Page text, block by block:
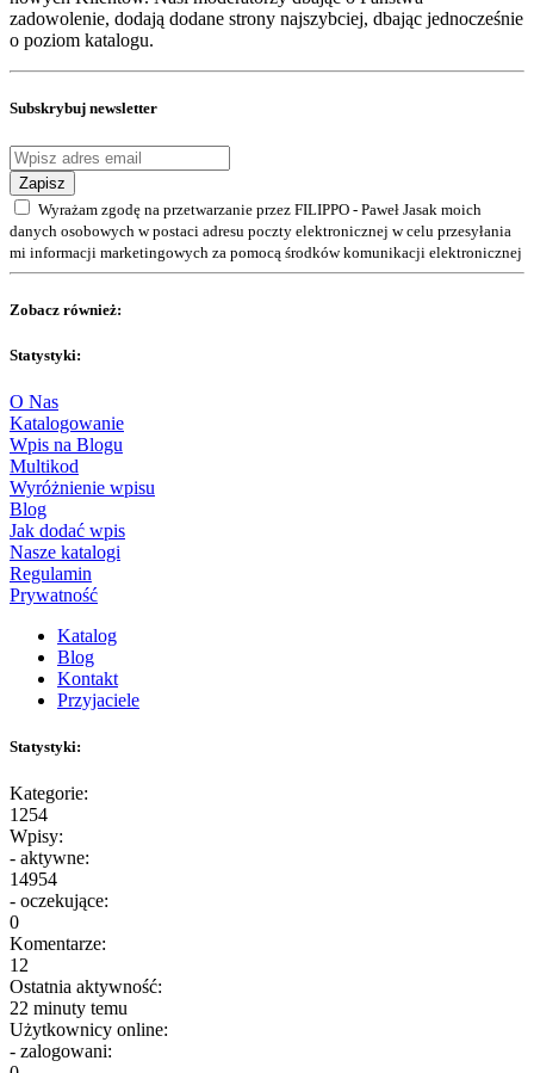
zadowolenie, dodają dodane strony najszybciej, dbając jednocześnie
o poziom katalogu.
Subskrybuj newsletter
Zapisz
Wyrażam zgodę na przetwarzanie przez FILIPPO - Paweł Jasak moich
danych osobowych w postaci adresu poczty elektronicznej w celu przesyłania
mi informacji marketingowych za pomocą środków komunikacji elektronicznej
Zobacz również:
Statystyki:
O Nas
Katalogowanie
Wpis na Blogu
Multikod
Wyróżnienie wpisu
Blog
Jak dodać wpis
Nasze katalogi
Regulamin
Prywatność
Katalog
Blog
Kontakt
Przyjaciele
Statystyki:
Kategorie:
1254
Wpisy:
- aktywne:
14954
- oczekujące:
0
Komentarze:
12
Ostatnia aktywność:
22 minuty temu
Użytkownicy online:
- zalogowani: